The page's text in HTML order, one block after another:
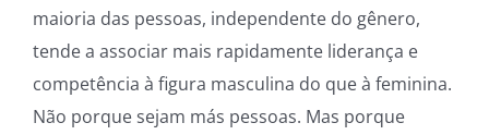
maioria das pessoas, independente do gênero,
tende a associar mais rapidamente liderança e
competência à figura masculina do que à feminina.
Não porque sejam más pessoas. Mas porque